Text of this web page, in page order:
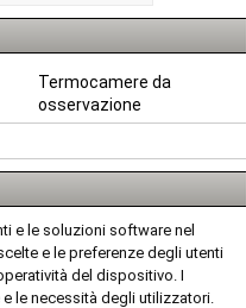
Termocamere da
osservazione
e le soluzioni software nel
e le preferenze degli utenti
del dispositivo. I
le necessità degli utilizzatori.